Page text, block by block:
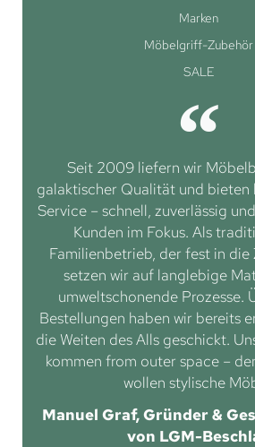
Marken
Möbelgriff-Zubehör
SALE
Seit 2009 liefern wir
galaktischer Qualität und bieten
Service – schnell, zuverlässig
Kunden im Fokus. Als
Familienbetrieb, der fest in
setzen wir auf langlebige
umweltschonende Prozesse.
Bestellungen haben wir bereits
die Weiten des Alls geschickt.
kommen from outer space –
wollen stylische
Manuel Graf, Gründer &
von LGM-